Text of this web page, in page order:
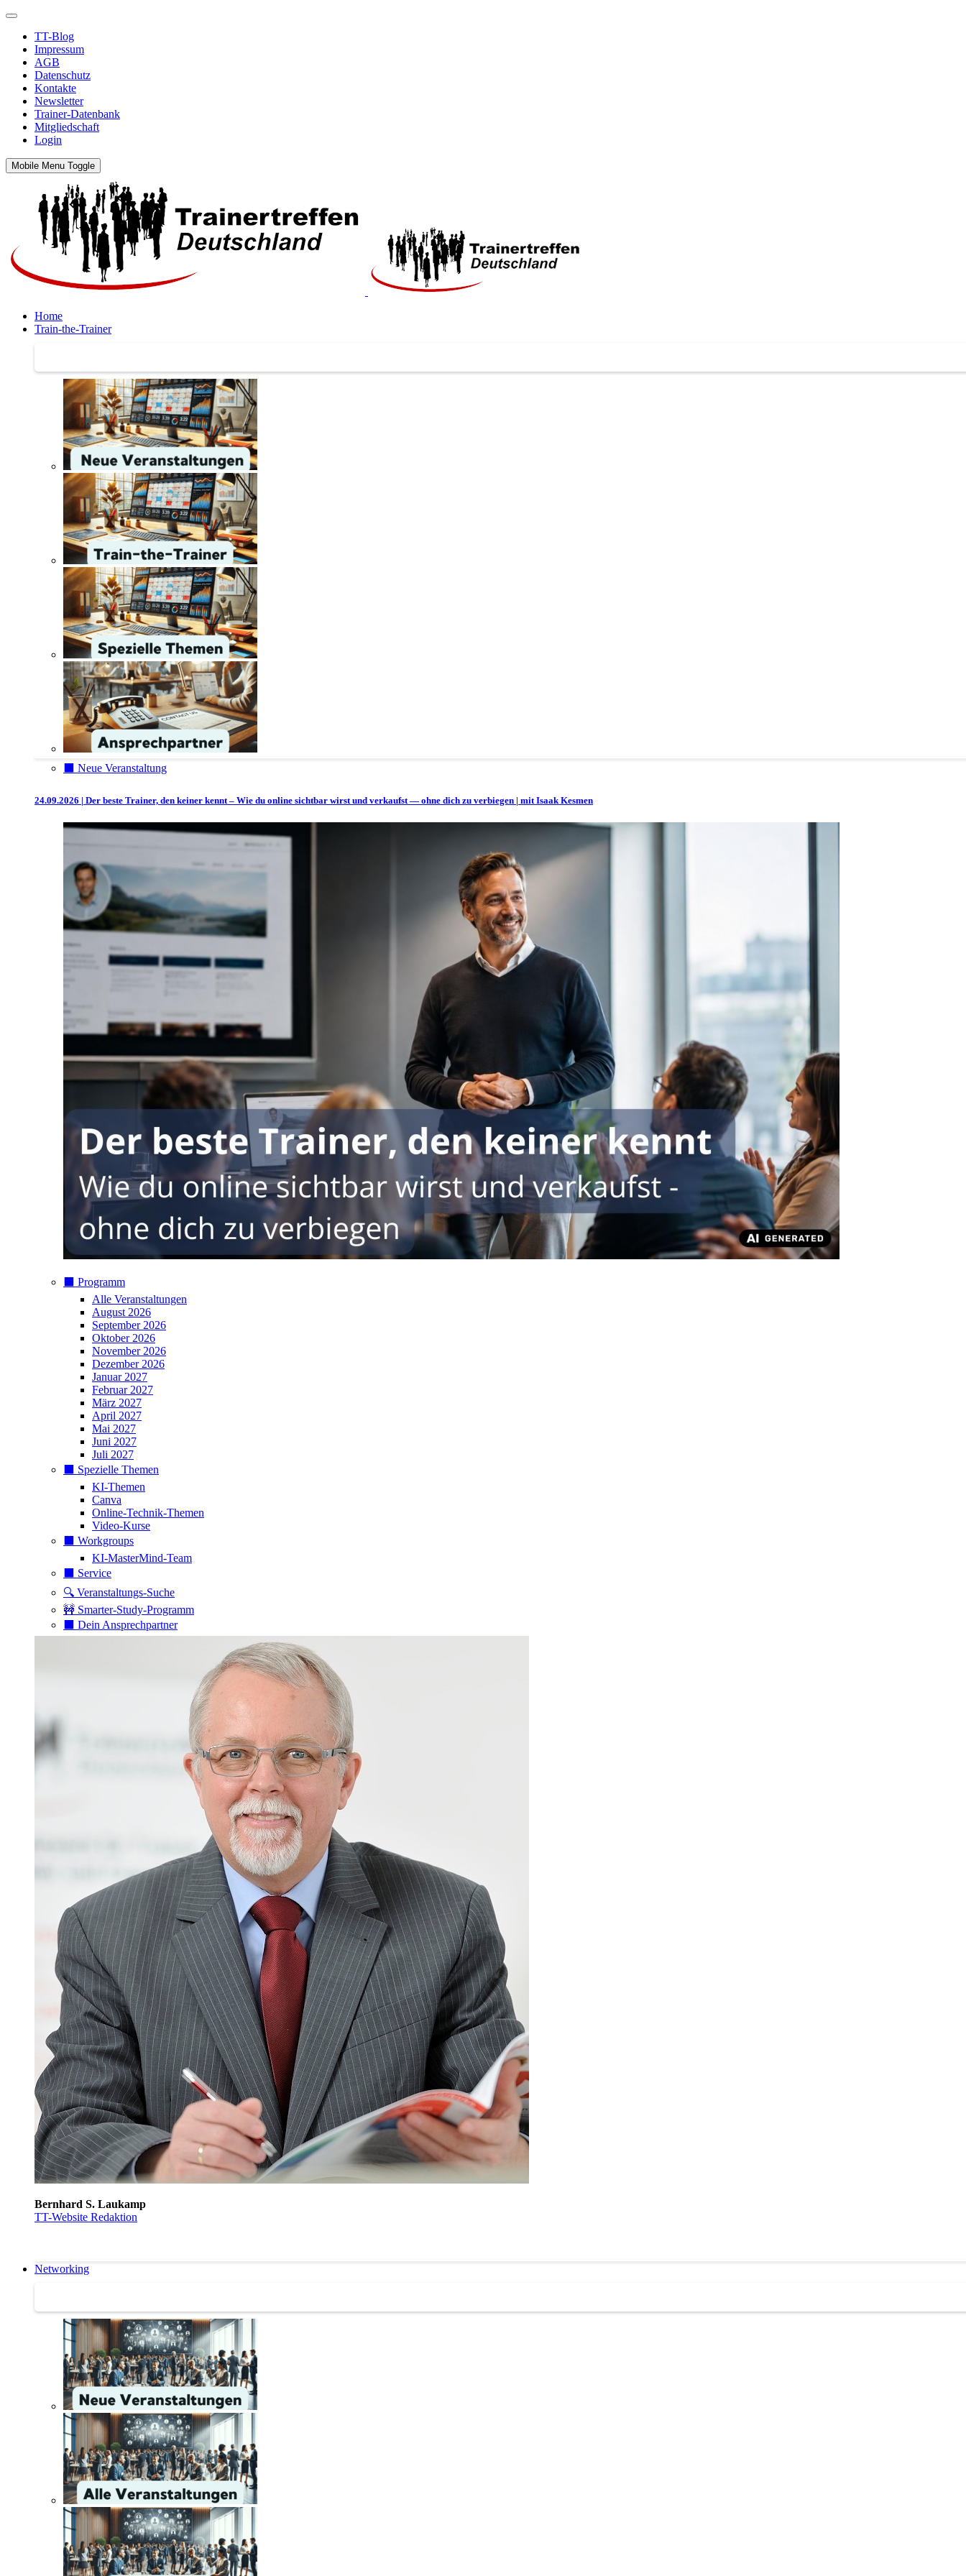
TT-Blog
Impressum
AGB
Datenschutz
Kontakte
Newsletter
Trainer-Datenbank
Mitgliedschaft
Login
Mobile Menu Toggle
Home
Train-the-Trainer
⬛️ Neue Veranstaltung
24.09.2026 | Der beste Trainer, den keiner kennt – Wie du online sichtbar wirst und verkaufst — ohne dich zu verbiegen | mit Isaak Kesmen
⬛️ Programm
Alle Veranstaltungen
August 2026
September 2026
Oktober 2026
November 2026
Dezember 2026
Januar 2027
Februar 2027
März 2027
April 2027
Mai 2027
Juni 2027
Juli 2027
⬛️ Spezielle Themen
KI-Themen
Canva
Online-Technik-Themen
Video-Kurse
⬛️ Workgroups
KI-MasterMind-Team
⬛️ Service
🔍 Veranstaltungs-Suche
🚧 Smarter-Study-Programm
⬛️ Dein Ansprechpartner
Bernhard S. Laukamp
TT-Website Redaktion
Networking